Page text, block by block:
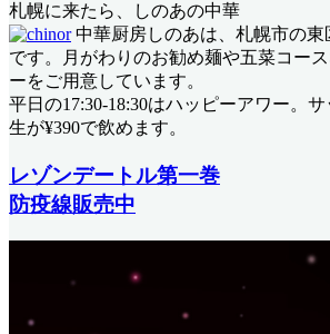
札幌に来たら、しのあの中華
中華厨房しのあは、札幌市の東
です。月がわりのお勧め麺や五菜コー
ーをご用意しています。
平日の17:30-18:30はハッピーアワー。
生が¥390で飲めます。
レゾンデートル第一巻
防疫線販売中